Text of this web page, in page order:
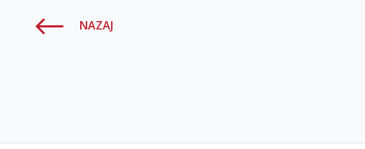
NAZAJ